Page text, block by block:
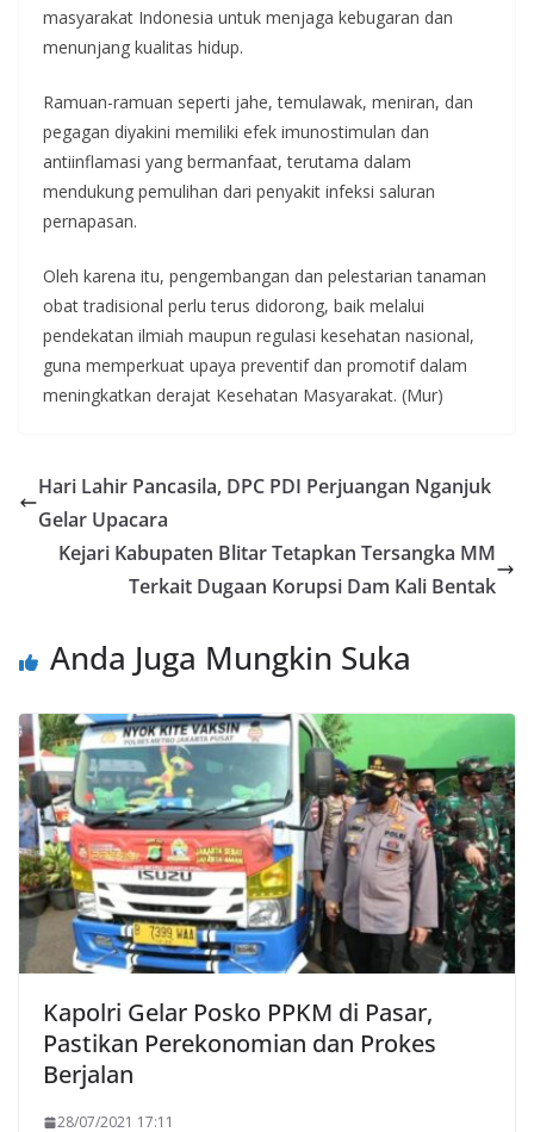
masyarakat Indonesia untuk menjaga kebugaran dan
menunjang kualitas hidup.
Ramuan-ramuan seperti jahe, temulawak, meniran, dan
pegagan diyakini memiliki efek imunostimulan dan
antiinflamasi yang bermanfaat, terutama dalam
mendukung pemulihan dari penyakit infeksi saluran
pernapasan.
Oleh karena itu, pengembangan dan pelestarian tanaman
obat tradisional perlu terus didorong, baik melalui
pendekatan ilmiah maupun regulasi kesehatan nasional,
guna memperkuat upaya preventif dan promotif dalam
meningkatkan derajat Kesehatan Masyarakat. (Mur)
Hari Lahir Pancasila, DPC PDI Perjuangan Nganjuk
Gelar Upacara
Kejari Kabupaten Blitar Tetapkan Tersangka MM
Terkait Dugaan Korupsi Dam Kali Bentak
Anda Juga Mungkin Suka
Kapolri Gelar Posko PPKM di Pasar,
Pastikan Perekonomian dan Prokes
Berjalan
28/07/2021 17:11